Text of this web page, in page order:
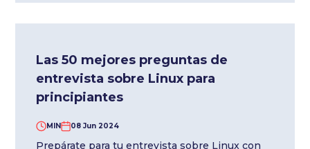
Las 50 mejores preguntas de
entrevista sobre Linux para
principiantes
MIN 08 Jun 2024
Prepárate para tu entrevista sobre Linux con